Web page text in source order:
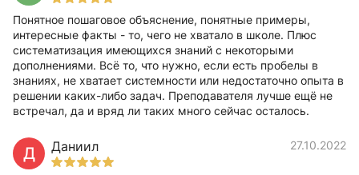
Понятное пошаговое объяснение, понятные примеры,
интересные факты - то, чего не хватало в школе. Плюс
систематизация имеющихся знаний с некоторыми
дополнениями. Всё то, что нужно, если есть пробелы в
знаниях, не хватает системности или недостаточно опыта в
решении каких-либо задач. Преподавателя лучше ещё не
встречал, да и вряд ли таких много сейчас осталось.
Д Даниил 27.10.2022